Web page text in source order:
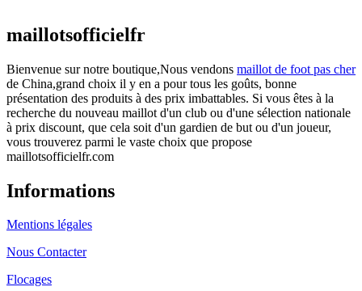
maillotsofficielfr
Bienvenue sur notre boutique,Nous vendons maillot de foot pas cher
de China,grand choix il y en a pour tous les goûts, bonne
présentation des produits à des prix imbattables. Si vous êtes à la
recherche du nouveau maillot d'un club ou d'une sélection nationale
à prix discount, que cela soit d'un gardien de but ou d'un joueur,
vous trouverez parmi le vaste choix que propose
maillotsofficielfr.com
Informations
Mentions légales
Nous Contacter
Flocages